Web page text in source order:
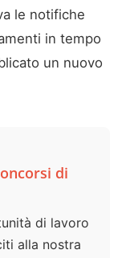
le notifiche
in tempo
un nuovo
di
di lavoro
alla nostra